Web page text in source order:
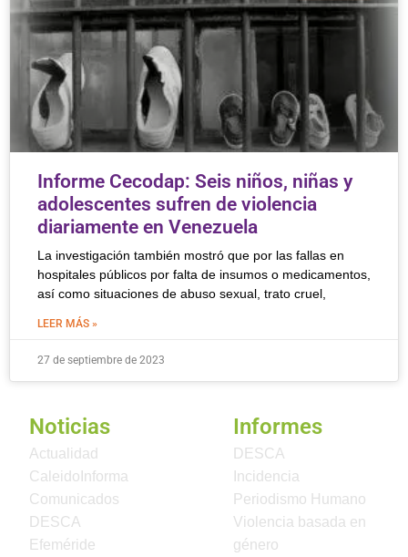
Informe Cecodap: Seis niños, niñas y
adolescentes sufren de violencia
diariamente en Venezuela
La investigación también mostró que por las fallas en
hospitales públicos por falta de insumos o medicamentos,
así como situaciones de abuso sexual, trato cruel,
LEER MÁS »
27 de septiembre de 2023
Noticias
Actualidad
CaleidoInforma
Comunicados
DESCA
Efeméride
Informes
DESCA
Incidencia
Periodismo Humano
Violencia basada en
género